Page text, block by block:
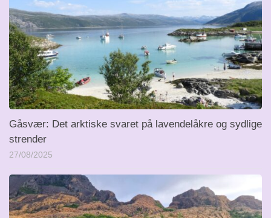
Gåsvær: Det arktiske svaret på lavendelåkre og sydlige
strender
27/08/2025